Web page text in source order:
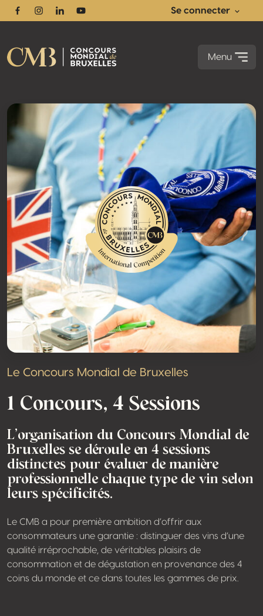
FacebookInstagram
LinkedinYoutube
Se connecter
Menu
Le Concours Mondial de Bruxelles
1 Concours, 4 Sessions
L’organisation du Concours Mondial de
Bruxelles se déroule en 4 sessions
distinctes pour évaluer de manière
professionnelle chaque type de vin selon
leurs spécificités.
Le CMB a pour première ambition d’offrir aux
consommateurs une garantie : distinguer des vins d’une
qualité irréprochable, de véritables plaisirs de
consommation et de dégustation en provenance des 4
coins du monde et ce dans toutes les gammes de prix.